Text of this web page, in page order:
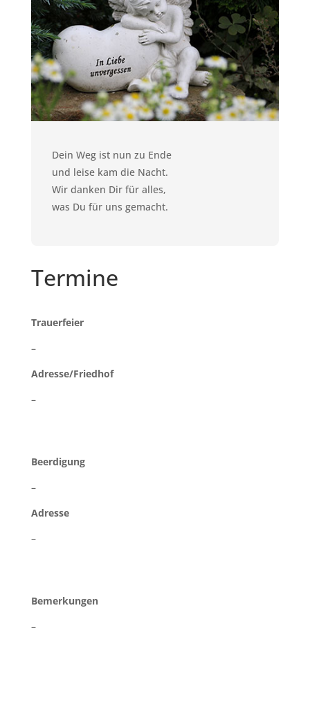
Dein Weg ist nun zu Ende
und leise kam die Nacht.
Wir danken Dir für alles,
was Du für uns gemacht.
Termine
Trauerfeier
–
Adresse/Friedhof
–
Beerdigung
–
Adresse
–
Bemerkungen
–